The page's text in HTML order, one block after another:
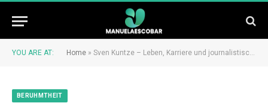
YOU ARE AT: Home » Sven Kuntze – Leben, Karriere und journalistisches Vermächtnis eines außergewöhnlichen Beobachters
BERUHMTHEIT